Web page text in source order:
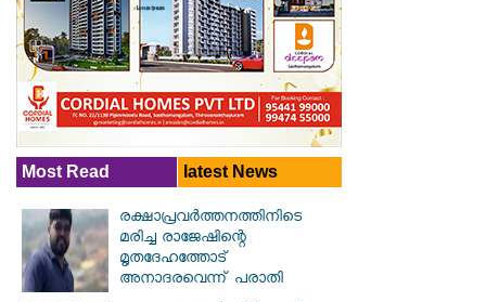
Most Read latest News
രക്ഷാപ്രവര്‍ത്തനത്തിനിടെ
മരിച്ച രാജേഷിന്റെ
മൃതദേഹത്തോട്
അനാദരവെന്ന് പരാതി